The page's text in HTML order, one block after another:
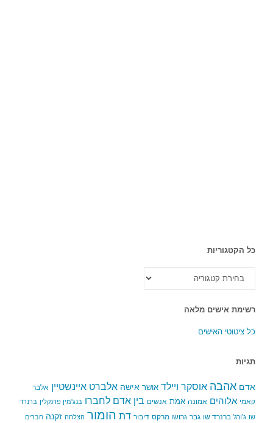
כל הקטגוריות
הקטגוריות
רשימת אישים מלאה
כל ציטוטי האישים
תגיות
אדם אהבה אוסקר ויילד אושר אישה אלברט איינשטיין אלבר
קאמי אלוהים אמונה אמת אנשים בין אדם לחברו בנג'מין פרנקלין ברנרד
שו ג'ורג' ברנרד שו גבר גרושו מרקס דיבור דת הומור הצלחה זקנה חברים